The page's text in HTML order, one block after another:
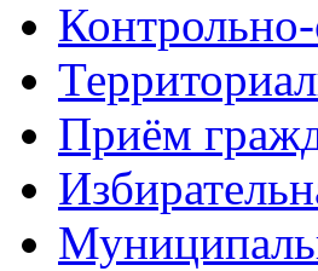
Контрольно-
Приём